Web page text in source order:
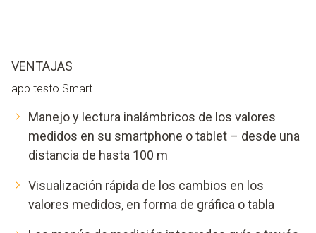
VENTAJAS
app testo Smart
Manejo y lectura inalámbricos de los valores
medidos en su smartphone o tablet – desde una
distancia de hasta 100 m
Visualización rápida de los cambios en los
valores medidos, en forma de gráfica o tabla